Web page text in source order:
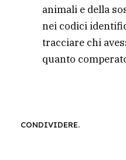
animali e della
nei codici
tracciare chi
quanto
CONDIVIDERE.